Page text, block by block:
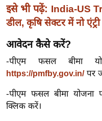
ग
इं
या
सा
हि
त्य
ज
इसे भी पढ़ें: India-US
डील, कृषि सेक्टर में नो
आवेदन कैसे करें?
-पीएम फसल बीमा
https://pmfby.gov.in/पर
-पीएम फसल बीमा योजना
क्लिक करें।